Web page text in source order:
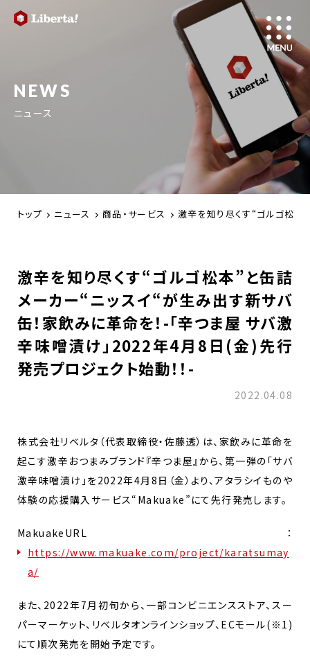
NEWS
ニュース
トップ ニュース 商品・サービス 激辛を知り尽くす“ゴルゴ松本
激辛を知り尽くす“ゴルゴ松本”と缶詰
メーカー“ニッスイ“が生み出す新サバ
缶！家飲みに革命を！-「辛つま屋 サバ激
辛味噌漬け」2022年4月8日(金)先行
発売プロジェクト始動！！-
2022.04.08
株式会社リベルタ（代表取締役・佐藤透）は、家飲みに革命を
起こす激辛おつまみブランド『辛つま屋』から、第一弾の「サバ
激辛味噌漬け」を2022年4月8日（金）より、アタラシイものや
体験の応援購入サービス“Makuake”にて先行発売します。
MakuakeURL：
https://www.makuake.com/project/karatsumay
a/
また、2022年7月初旬から、一部コンビニエンスストア、スー
パーマーケット、リベルタオンラインショップ、ECモール(※1)
にて順次発売を開始予定です。